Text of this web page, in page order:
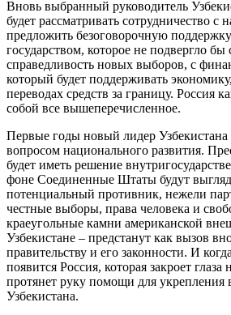
Вновь выбранный руководитель
будет рассматривать сотрудничество
предложить безоговорочную
государством, которое не подвергло
справедливость новых выборов, с
который будет поддерживать
переводах средств за границу. Россия
собой все вышеперечисленное.
Первые годы новый лидер Узбекистана
вопросом национального развития.
будет иметь решение
фоне Соединенные Штаты будут
потенциальный противник, нежели
честные выборы, права человека и
краеугольные камни американской
Узбекистане – предстанут как вызов
правительству и его законности. И
появится Россия, которая закроет глаза
протянет руку помощи для укрепления
Узбекистана.